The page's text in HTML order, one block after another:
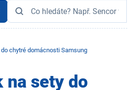
chytré domácnosti Samsung
na sety do